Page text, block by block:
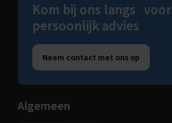
Kom bij ons langs voor
persoonlijk advies
Neem contact met ons op
Algemeen